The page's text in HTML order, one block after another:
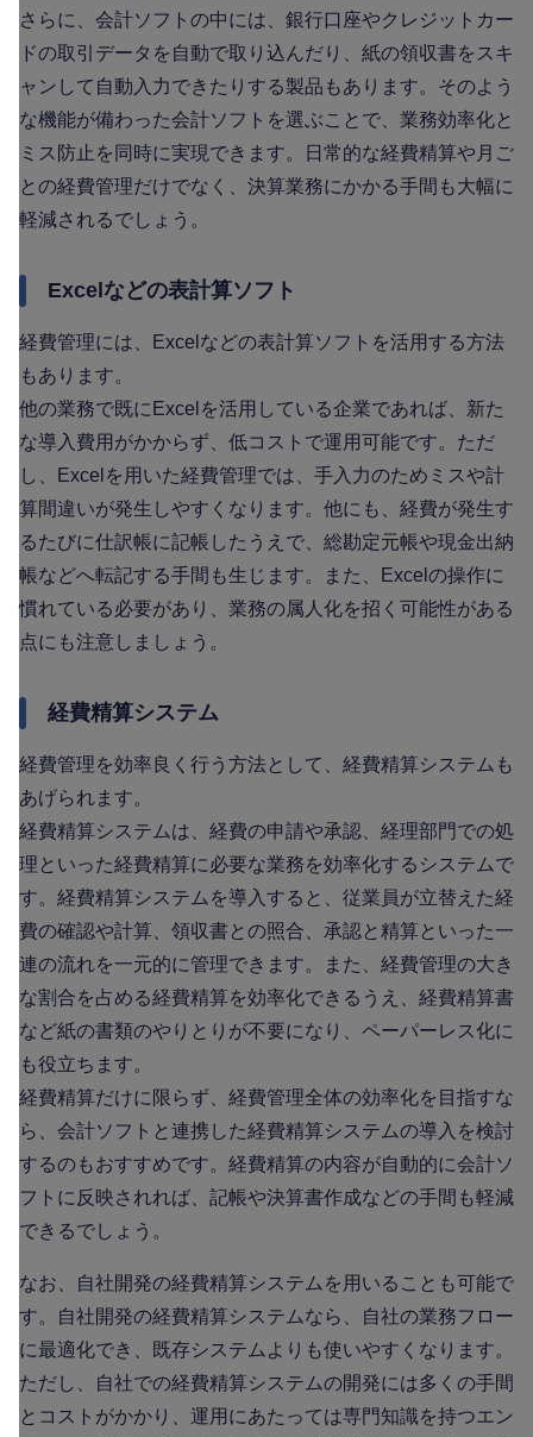
さらに、会計ソフトの中には、銀行口座やクレジットカー
ドの取引データを自動で取り込んだり、紙の領収書をスキ
ャンして自動入力できたりする製品もあります。そのよう
な機能が備わった会計ソフトを選ぶことで、業務効率化と
ミス防止を同時に実現できます。日常的な経費精算や月ご
との経費管理だけでなく、決算業務にかかる手間も大幅に
軽減されるでしょう。
Excelなどの表計算ソフト
経費管理には、Excelなどの表計算ソフトを活用する方法
もあります。
他の業務で既にExcelを活用している企業であれば、新た
な導入費用がかからず、低コストで運用可能です。ただ
し、Excelを用いた経費管理では、手入力のためミスや計
算間違いが発生しやすくなります。他にも、経費が発生す
るたびに仕訳帳に記帳したうえで、総勘定元帳や現金出納
帳などへ転記する手間も生じます。また、Excelの操作に
慣れている必要があり、業務の属人化を招く可能性がある
点にも注意しましょう。
経費精算システム
経費管理を効率良く行う方法として、経費精算システムも
あげられます。
経費精算システムは、経費の申請や承認、経理部門での処
理といった経費精算に必要な業務を効率化するシステムで
す。経費精算システムを導入すると、従業員が立替えた経
費の確認や計算、領収書との照合、承認と精算といった一
連の流れを一元的に管理できます。また、経費管理の大き
な割合を占める経費精算を効率化できるうえ、経費精算書
など紙の書類のやりとりが不要になり、ペーパーレス化に
も役立ちます。
経費精算だけに限らず、経費管理全体の効率化を目指すな
ら、会計ソフトと連携した経費精算システムの導入を検討
するのもおすすめです。経費精算の内容が自動的に会計ソ
フトに反映されれば、記帳や決算書作成などの手間も軽減
できるでしょう。
なお、自社開発の経費精算システムを用いることも可能で
す。自社開発の経費精算システムなら、自社の業務フロー
に最適化でき、既存システムよりも使いやすくなります。
ただし、自社での経費精算システムの開発には多くの手間
とコストがかかり、運用にあたっては専門知識を持つエン